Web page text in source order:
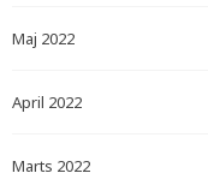
Maj 2022
April 2022
Marts 2022